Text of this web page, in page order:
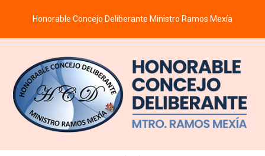
Honorable Concejo Deliberante Ministro Ramos Mexía